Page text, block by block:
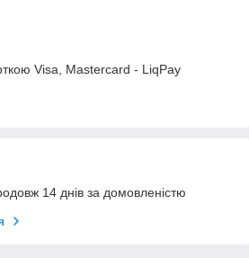
Visa, Mastercard - LiqPay
14 днів за домовленістю